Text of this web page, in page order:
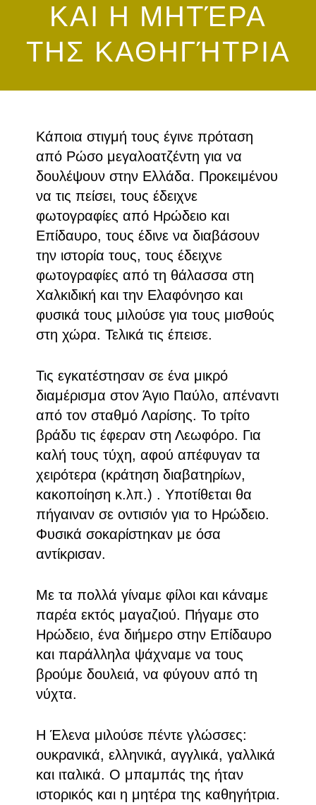
ΚΑΙ Η ΜΗΤΈΡΑ
ΤΗΣ ΚΑΘΗΓΉΤΡΙΑ
Κάποια στιγμή τους έγινε πρόταση
από Ρώσο μεγαλοατζέντη για να
δουλέψουν στην Ελλάδα. Προκειμένου
να τις πείσει, τους έδειχνε
φωτογραφίες από Ηρώδειο και
Επίδαυρο, τους έδινε να διαβάσουν
την ιστορία τους, τους έδειχνε
φωτογραφίες από τη θάλασσα στη
Χαλκιδική και την Ελαφόνησο και
φυσικά τους μιλούσε για τους μισθούς
στη χώρα. Τελικά τις έπεισε.
Τις εγκατέστησαν σε ένα μικρό
διαμέρισμα στον Άγιο Παύλο, απέναντι
από τον σταθμό Λαρίσης. Το τρίτο
βράδυ τις έφεραν στη Λεωφόρο. Για
καλή τους τύχη, αφού απέφυγαν τα
χειρότερα (κράτηση διαβατηρίων,
κακοποίηση κ.λπ.) . Υποτίθεται θα
πήγαιναν σε οντισιόν για το Ηρώδειο.
Φυσικά σοκαρίστηκαν με όσα
αντίκρισαν.
Με τα πολλά γίναμε φίλοι και κάναμε
παρέα εκτός μαγαζιού. Πήγαμε στο
Ηρώδειο, ένα διήμερο στην Επίδαυρο
και παράλληλα ψάχναμε να τους
βρούμε δουλειά, να φύγουν από τη
νύχτα.
Η Έλενα μιλούσε πέντε γλώσσες:
ουκρανικά, ελληνικά, αγγλικά, γαλλικά
και ιταλικά. Ο μπαμπάς της ήταν
ιστορικός και η μητέρα της καθηγήτρια.